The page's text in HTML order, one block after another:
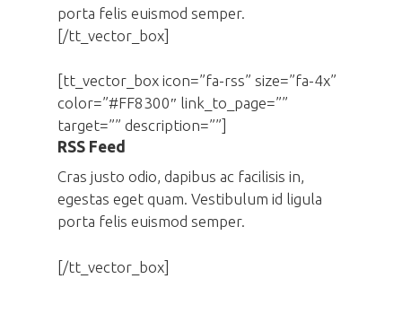
porta felis euismod semper.
[/tt_vector_box]
[tt_vector_box icon=”fa-rss” size=”fa-4x”
color=”#FF8300″ link_to_page=””
target=”” description=””]
RSS Feed
Cras justo odio, dapibus ac facilisis in,
egestas eget quam. Vestibulum id ligula
porta felis euismod semper.
[/tt_vector_box]